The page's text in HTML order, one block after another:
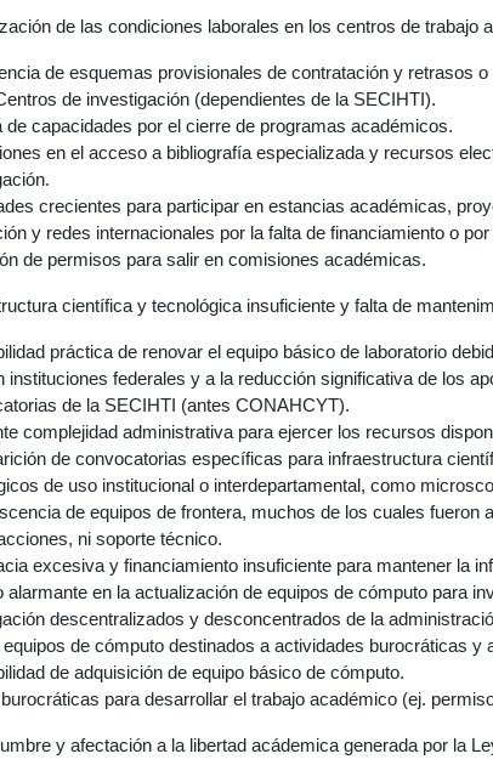
de las condiciones laborales en los centros de trabajo
de esquemas provisionales de contratación y retrasos
de investigación (dependientes de la SECIHTI).
de capacidades por el cierre de programas académicos.
en el acceso a bibliografía especializada y recursos
crecientes para participar en estancias académicas,
y redes internacionales por la falta de financiamiento o
de permisos para salir en comisiones académicas.
científica y tecnológica insuficiente y falta de
práctica de renovar el equipo básico de laboratorio
instituciones federales y a la reducción significativa de los
de la SECIHTI (antes CONAHCYT).
complejidad administrativa para ejercer los recursos
de convocatorias específicas para infraestructura
de uso institucional o interdepartamental, como
de equipos de frontera, muchos de los cuales
ni soporte técnico.
excesiva y financiamiento insuficiente para mantener la
alarmante en la actualización de equipos de cómputo para
descentralizados y desconcentrados de la
de cómputo destinados a actividades burocráticas y
de adquisición de equipo básico de cómputo.
para desarrollar el trabajo académico (ej.
y afectación a la libertad acádemica generada por la